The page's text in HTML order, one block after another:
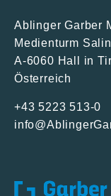
Ablinger Garber
Medienturm
A-6060 Hall in
Österreich
+43 5223 513-0